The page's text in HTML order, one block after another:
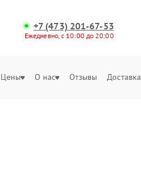
+7 (473) 201-67-53
Ежедневно, с 10:00 до 20:00
Цены О нас Отзывы Доставка